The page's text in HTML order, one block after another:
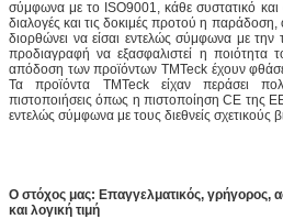
σύμφωνα με το ISO9001, κάθε συστατικό και
διαλογές και τις δοκιμές προτού η
διορθώνει να είσαι εντελώς σύμφωνα με την
προδιαγραφή να εξασφαλιστεί η ποιότητα
απόδοση των προϊόντων TMTeck έχουν
Τα προϊόντα TMTeck είχαν περάσει
πιστοποιήσεις όπως η πιστοποίηση CE της
εντελώς σύμφωνα με τους διεθνείς σχετικούς
Ο στόχος μας: Επαγγελματικός, γρήγορος,
και λογική τιμή